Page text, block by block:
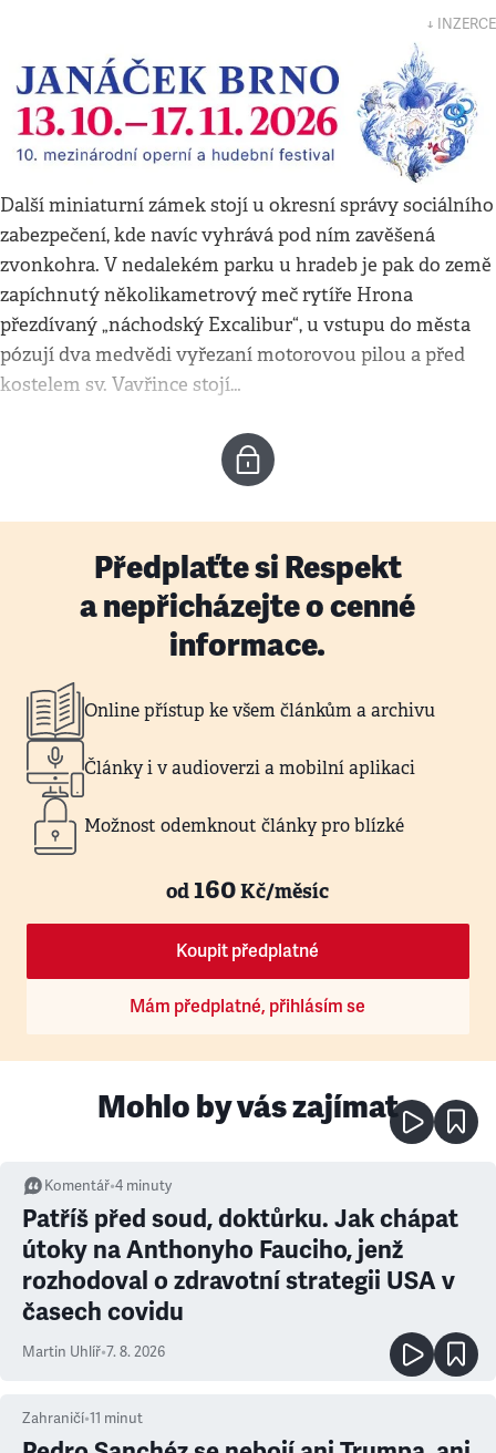
↓ INZERCE
Další miniaturní zámek stojí u okresní správy sociálního
zabezpečení, kde navíc vyhrává pod ním zavěšená
zvonkohra. V nedalekém parku u hradeb je pak do země
zapíchnutý několikametrový meč rytíře Hrona
přezdívaný „náchodský Excalibur“, u vstupu do města
pózují dva medvědi vyřezaní motorovou pilou a před
kostelem sv. Vavřince stojí…
Předplaťte si Respekt
a nepřicházejte o cenné
informace.
Online přístup ke všem článkům a archivu
Články i v audioverzi a mobilní aplikaci
Možnost odemknout články pro blízké
od160Kč/měsíc
Koupit předplatné
Mám předplatné, přihlásím se
Mohlo by vás zajímat
Komentář•4 minuty
Patříš před soud, doktůrku. Jak chápat
útoky na Anthonyho Fauciho, jenž
rozhodoval o zdravotní strategii USA v
časech covidu
Martin Uhlíř•7. 8. 2026
Zahraničí•11 minut